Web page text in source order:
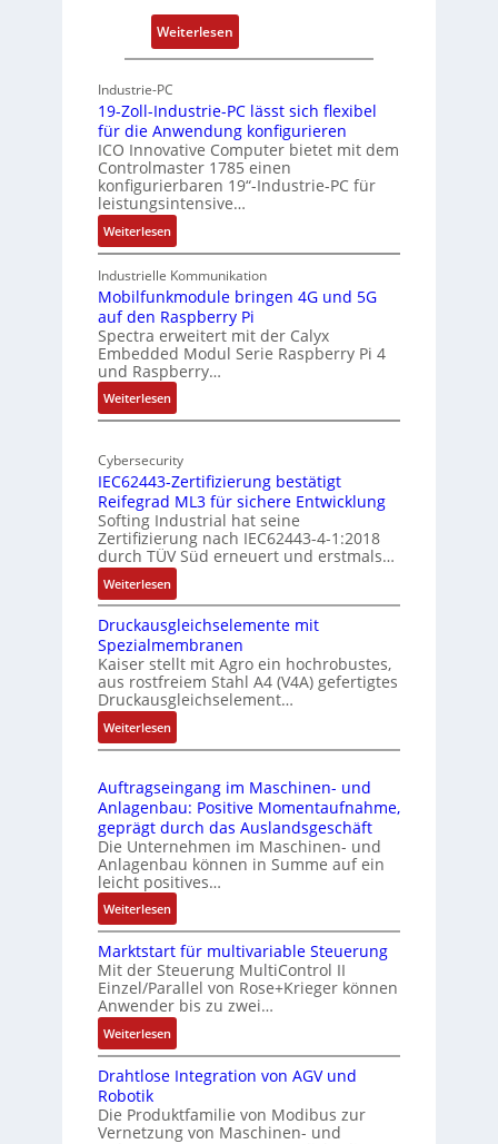
u
n
g
t
-
A
c
h
i
t
e
r
Weiterlesen:
P
s
i
c
a
I
a
n
d
E
g
e
Industrie-PC
19-Zoll-Industrie-PC lässt sich flexibel
für die Anwendung konfigurieren
ICO Innovative Computer bietet mit dem
Controlmaster 1785 einen
konfigurierbaren 19“-Industrie-PC für
leistungsintensive…
Weiterlesen:
1
9
-
Z
o
l
l
-
I
d
u
t
r
i
e
-
P
C
l
ä
s
s
s
c
h
f
l
e
x
i
b
e
l
f
ü
r
i
e
Industrielle Kommunikation
Mobilfunkmodule bringen 4G und 5G
auf den Raspberry Pi
Spectra erweitert mit der Calyx
Embedded Modul Serie Raspberry Pi 4
und Raspberry…
Weiterlesen:
M
b
i
f
u
n
k
m
o
d
u
l
e
b
r
i
n
e
n
4
G
u
n
d
5
G
a
u
f
e
n
Cybersecurity
IEC62443-Zertifizierung bestätigt
Reifegrad ML3 für sichere Entwicklung
Softing Industrial hat seine
Zertifizierung nach IEC62443-4-1:2018
durch TÜV Süd erneuert und erstmals…
Weiterlesen:
I
E
C
6
2
4
4
3
Z
e
r
t
i
i
e
r
n
g
e
s
Druckausgleichselemente mit
Spezialmembranen
Kaiser stellt mit Agro ein hochrobustes,
aus rostfreiem Stahl A4 (V4A) gefertigtes
Druckausgleichselement…
Weiterlesen:
D
u
c
k
a
u
s
g
l
e
i
c
h
s
e
m
Auftragseingang im Maschinen- und
Anlagenbau: Positive Momentaufnahme,
geprägt durch das Auslandsgeschäft
Die Unternehmen im Maschinen- und
Anlagenbau können in Summe auf ein
leicht positives…
Weiterlesen:
A
u
f
t
r
a
g
s
i
n
Marktstart für multivariable Steuerung
Mit der Steuerung MultiControl II
Einzel/Parallel von Rose+Krieger können
Anwender bis zu zwei…
Weiterlesen:
M
a
k
t
Drahtlose Integration von AGV und
Robotik
Die Produktfamilie von Modibus zur
Vernetzung von Maschinen- und